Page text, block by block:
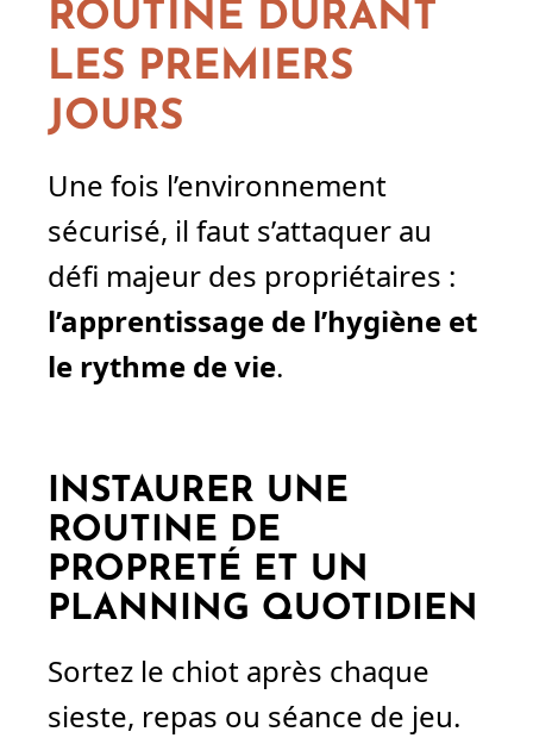
ROUTINE DURANT
LES PREMIERS
JOURS
Une fois l’environnement
sécurisé, il faut s’attaquer au
défi majeur des propriétaires :
l’apprentissage de l’hygiène et
le rythme de vie.
INSTAURER UNE
ROUTINE DE
PROPRETÉ ET UN
PLANNING QUOTIDIEN
Sortez le chiot après chaque
sieste, repas ou séance de jeu.